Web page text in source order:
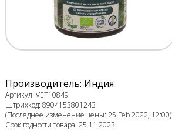
Производитель: Индия
Артикул: VET10849
Штрихкод: 8904153801243
(Последнее изменение цены: 25 Feb 2022, 12:00)
Срок годности товара: 25.11.2023